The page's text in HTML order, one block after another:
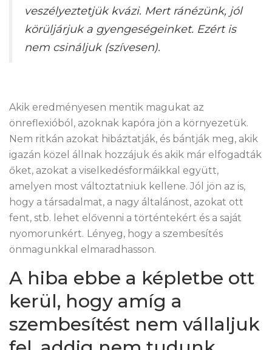
veszélyeztetjük kvázi. Mert ránézünk, jól
körüljárjuk a gyengeségeinket. Ezért is
nem csináljuk (szívesen).
Akik eredményesen mentik magukat az
önreflexióból, azoknak kapóra jön a környezetük.
Nem ritkán azokat hibáztatják, és bántják meg, akik
igazán közel állnak hozzájuk és akik már elfogadták
őket, azokat a viselkedésformáikkal együtt,
amelyen most változtatniuk kellene. Jól jön az is,
hogy a társadalmat, a nagy általánost, azokat ott
fent, stb. lehet elővenni a történtekért és a saját
nyomorunkért. Lényeg, hogy a szembesítés
önmagunkkal elmaradhasson.
A hiba ebbe a képletbe ott
kerül, hogy amíg a
szembesítést nem vállaljuk